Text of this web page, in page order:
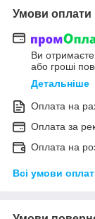
Умови оплати
Ви
або гроші
Детальніше
Оплата на
Оплата за
Оплата на
Всі умови